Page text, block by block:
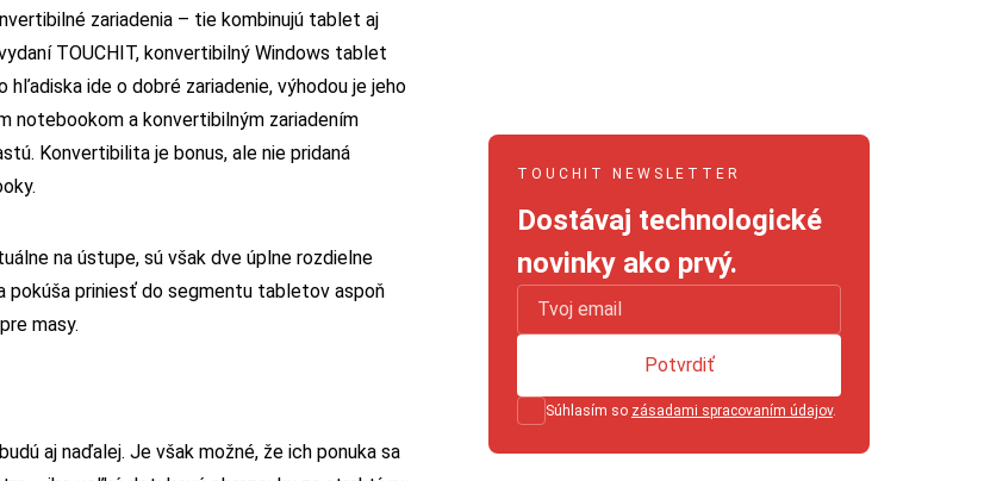
zariadenia – tie kombinujú tablet aj
TOUCHIT, konvertibilný Windows tablet
ide o dobré zariadenie, výhodou je jeho
notebookom a konvertibilným zariadením
Konvertibilita je bonus, ale nie pridaná
na ústupe, sú však dve úplne rozdielne
pokúša priniesť do segmentu tabletov aspoň
masy.
aj naďalej. Je však možné, že ich ponuka sa
TOUCHIT NEWSLETTER
Dostávaj technologické
novinky ako prvý.
Súhlasím so zásadami spracovaním údajov.
Potvrdiť